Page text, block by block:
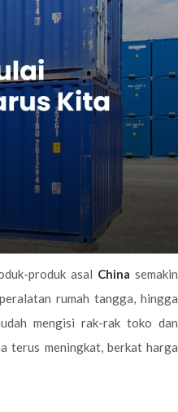
produk asal China semakin
rumah tangga, hingga
mengisi rak-rak toko dan
terus meningkat, berkat harga